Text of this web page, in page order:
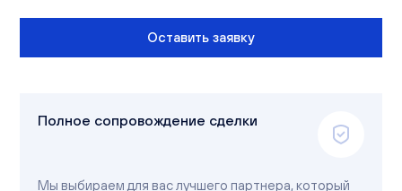
Оставить заявку
Полное сопровождение сделки
Мы выбираем для вас лучшего партнера, который